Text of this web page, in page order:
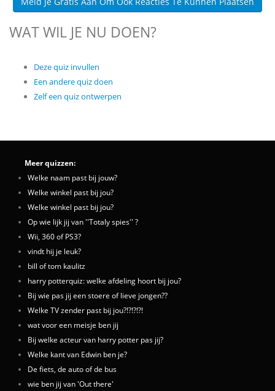
WAT WIL JE NU DOEN?
Deze quiz invullen
Een andere quiz doen
Zelf een quiz ontwerpen
Meer quizzen:
Welke naam past bij jouw?
Welke winkel past bij jou?
Welke winkel past bij jou?
Op wie lijk jij van ''Totaly spies'' ?
Wii, 360 of PS3?
vindt hij je leuk?
bill of tom kaulitz
harry potterquiz: welke afdeling hoort bij jou?
Bij wie pas jij een stoere of lieve jongen??
Welke TV zender past bij jou?!?!?!?!
wat voor een meisje ben jij
Bij welke acteur van harry potter pas jij?
Welke kant van Edwin ben je?
De fiets, de auto of de bus
wie ben jij van 'Out there'